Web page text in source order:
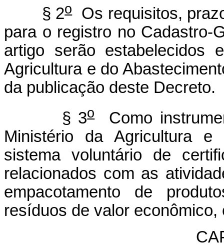
§ 2oOs requisitos,
para o registro no Cadastro-
artigo serão estabelecidos
Agricultura e do
da publicação deste Decreto.
§ 3oComo
Ministério da Agricultura e
sistema voluntário de
relacionados com as
empacotamento de
resíduos de valor